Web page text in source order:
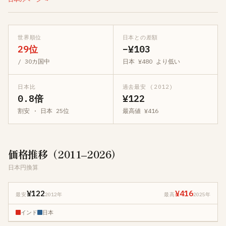
世界順位
29位
/ 30カ国中
日本との差額
−¥103
日本 ¥480 より低い
日本比
0.8倍
割安 · 日本 25位
過去最安 (2012)
¥122
最高値 ¥416
価格推移（2011–2026）
日本円換算
最安¥1222012年 最高¥4162025年
インド 日本